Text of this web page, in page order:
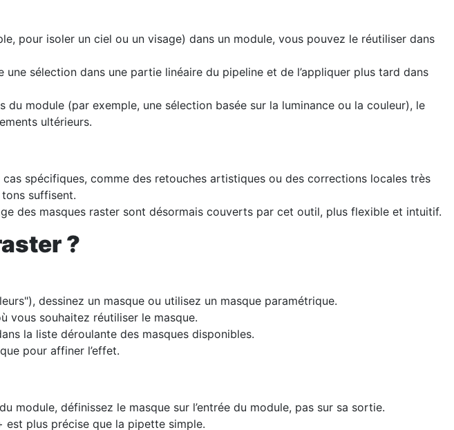
pour isoler un ciel ou un visage) dans un module, vous pouvez le réutiliser dans
une sélection dans une partie linéaire du pipeline et de l’appliquer plus tard dans
du module (par exemple, une sélection basée sur la luminance ou la couleur), le
ultérieurs.
spécifiques, comme des retouches artistiques ou des corrections locales très
suffisent.
des masques raster sont désormais couverts par cet outil, plus flexible et intuitif.
?
dessinez un masque ou utilisez un masque paramétrique.
vous souhaitez réutiliser le masque.
la liste déroulante des masques disponibles.
pour affiner l’effet.
module, définissez le masque sur l’entrée du module, pas sur sa sortie.
plus précise que la pipette simple.